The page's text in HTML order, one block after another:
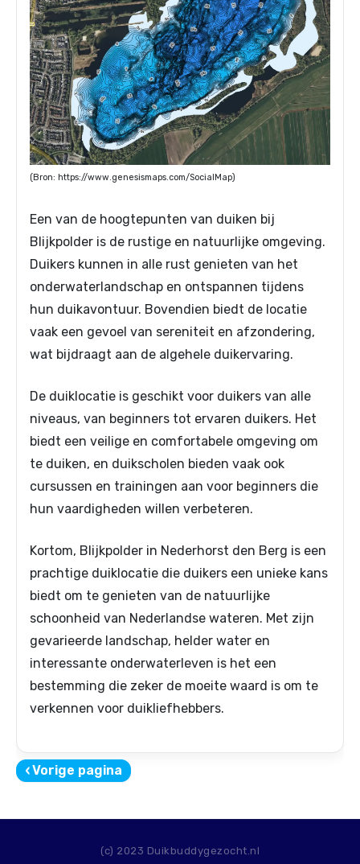
(Bron: https://www.genesismaps.com/SocialMap)
Een van de hoogtepunten van duiken bij
Blijkpolder is de rustige en natuurlijke omgeving.
Duikers kunnen in alle rust genieten van het
onderwaterlandschap en ontspannen tijdens
hun duikavontuur. Bovendien biedt de locatie
vaak een gevoel van sereniteit en afzondering,
wat bijdraagt aan de algehele duikervaring.
De duiklocatie is geschikt voor duikers van alle
niveaus, van beginners tot ervaren duikers. Het
biedt een veilige en comfortabele omgeving om
te duiken, en duikscholen bieden vaak ook
cursussen en trainingen aan voor beginners die
hun vaardigheden willen verbeteren.
Kortom, Blijkpolder in Nederhorst den Berg is een
prachtige duiklocatie die duikers een unieke kans
biedt om te genieten van de natuurlijke
schoonheid van Nederlandse wateren. Met zijn
gevarieerde landschap, helder water en
interessante onderwaterleven is het een
bestemming die zeker de moeite waard is om te
verkennen voor duikliefhebbers.
‹Vorige pagina
(c) 2023 Duikbuddygezocht.nl